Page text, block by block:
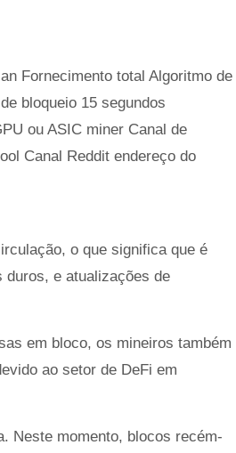
Fornecimento total Algoritmo de
bloqueio 15 segundos
ou ASIC miner Canal de
Canal Reddit endereço do
o que significa que é
duros, e atualizações de
em bloco, os mineiros também
ao setor de DeFi em
Neste momento, blocos recém-